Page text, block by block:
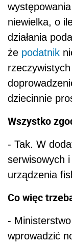
niewielka, o
działania
że podatnik
dziecinnie
Wszystko
- Tak. W
serwisowych
urządzenia
Co więc
-
wprowadzić